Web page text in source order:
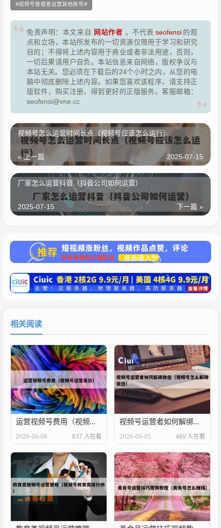
视频号管理者运营其他账号
免责声明：本文来自 网站作者 ，不代表 seofensi 的观
点和立场，本站所发布的一切资源仅限用于学习和研究
目的；不得将上述内容用于商业或者非法用途，否则，
一切后果请用户自负。本站信息来自网络，版权争议与
本站无关。您必须在下载后的24个小时之内，从您的电
脑中彻底删除上述内容。如果您喜欢该程序，请支持正
版软件，购买注册，得到更好的正版服务。客服邮箱：
seofensi@vne.cc
视频号怎么运营时间长点（视频号应该怎么运行）
« 上一篇 2025-07-15
厂家怎么运营抖音（抖音公司如何运营）
下一篇 »
2025-07-15
相关阅读
运营视频号费用（视频号运营报价）
2026-06-06 837 人在看
视频号运营者如何解绑微信（视频号怎么解绑微信）
2026-06-05 469 人在看